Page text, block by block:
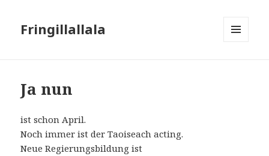
Fringillallala
Ja nun
ist schon April.
Noch immer ist der Taoiseach acting.
Neue Regierungsbildung ist